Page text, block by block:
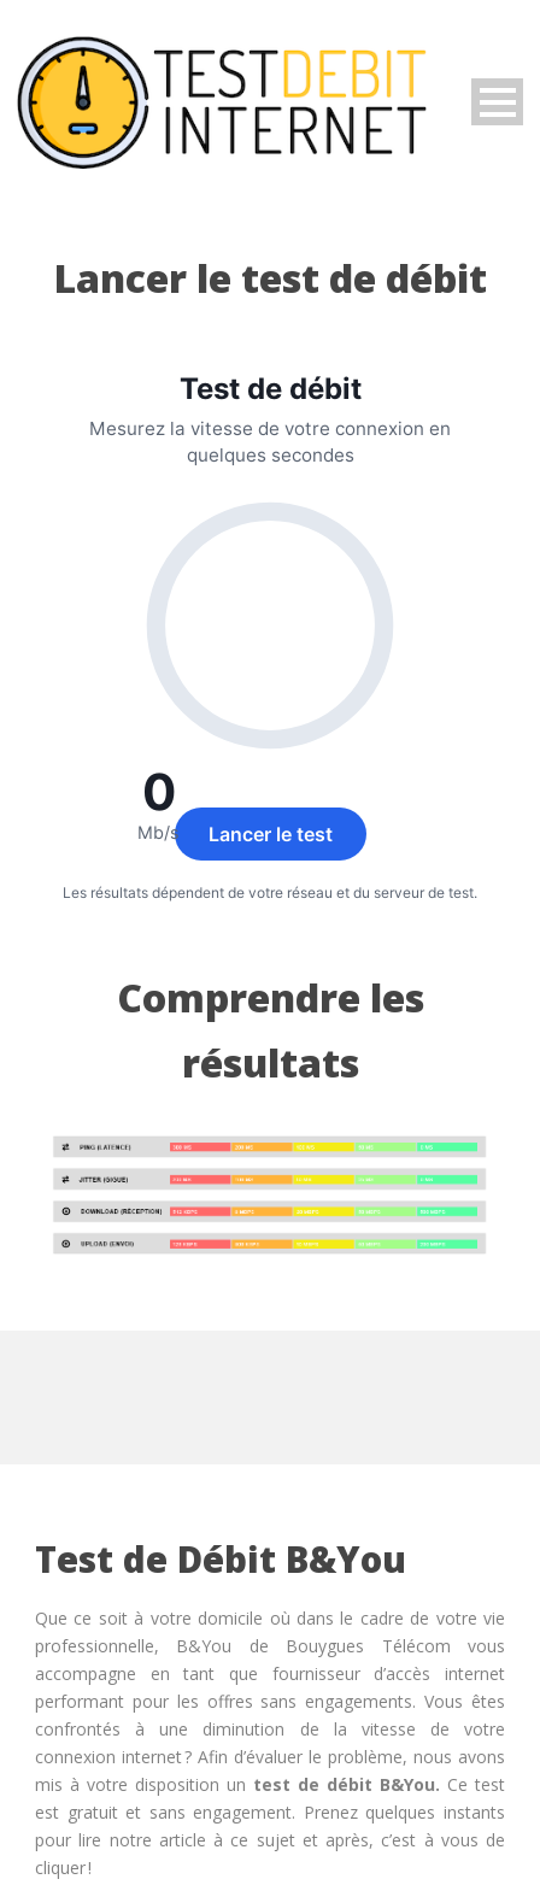
Lancer le test de débit
Comprendre les
résultats
Test de Débit B&You
Que ce soit à votre domicile où dans le cadre de votre vie
professionnelle, B&You de Bouygues Télécom vous
accompagne en tant que fournisseur d’accès internet
performant pour les offres sans engagements. Vous êtes
confrontés à une diminution de la vitesse de votre
connexion internet ? Afin d’évaluer le problème, nous avons
mis à votre disposition un test de débit B&You. Ce test
est gratuit et sans engagement. Prenez quelques instants
pour lire notre article à ce sujet et après, c’est à vous de
cliquer !